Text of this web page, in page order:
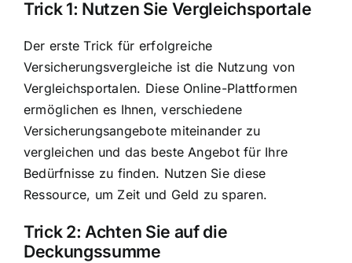
Trick 1: Nutzen Sie Vergleichsportale
Der erste Trick für erfolgreiche
Versicherungsvergleiche ist die Nutzung von
Vergleichsportalen. Diese Online-Plattformen
ermöglichen es Ihnen, verschiedene
Versicherungsangebote miteinander zu
vergleichen und das beste Angebot für Ihre
Bedürfnisse zu finden. Nutzen Sie diese
Ressource, um Zeit und Geld zu sparen.
Trick 2: Achten Sie auf die
Deckungssumme